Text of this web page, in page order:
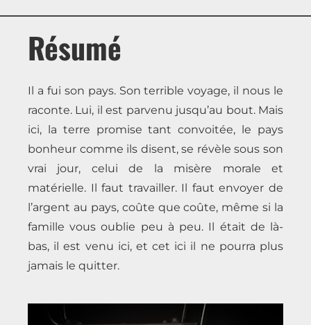
Résumé
Il a fui son pays. Son terrible voyage, il nous le
raconte. Lui, il est parvenu jusqu’au bout. Mais
ici, la terre promise tant convoitée, le pays
bonheur comme ils disent, se révèle sous son
vrai jour, celui de la misère morale et
matérielle. Il faut travailler. Il faut envoyer de
l’argent au pays, coûte que coûte, même si la
famille vous oublie peu à peu. Il était de là-
bas, il est venu ici, et cet ici il ne pourra plus
jamais le quitter.